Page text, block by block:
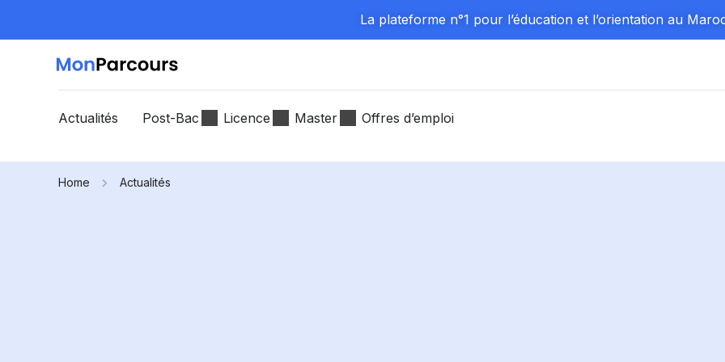
La plateforme n°1 pour l’éducation et l’orientation au
Actualités Post-Bac Licence Master Offres d’emploi
Home Actualités